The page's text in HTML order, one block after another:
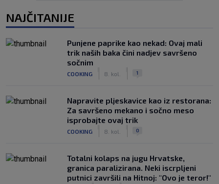
NAJČITANIJE
Punjene paprike kao nekad: Ovaj mali
trik naših baka čini nadjev savršeno
sočnim
COOKING 8. kol. 1
Napravite pljeskavice kao iz restorana:
Za savršeno mekano i sočno meso
isprobajte ovaj trik
COOKING 8. kol. 0
Totalni kolaps na jugu Hrvatske,
granica paralizirana. Neki iscrpljeni
putnici završili na Hitnoj: "Ovo je teror!"